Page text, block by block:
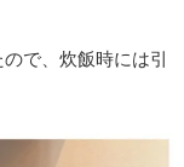
で、炊飯時には引